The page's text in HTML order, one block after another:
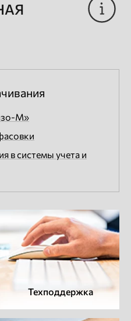
М»
в системы учета и
Техподдержка